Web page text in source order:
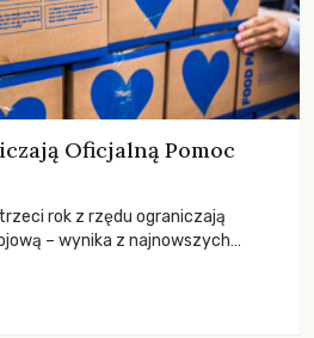
Oficjalną Pomoc
rok z rzędu ograniczają
– wynika z najnowszych
ODA w historii. Jakie będą